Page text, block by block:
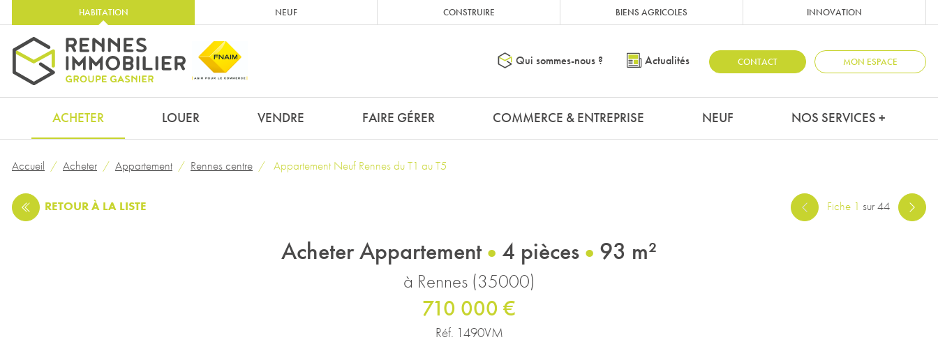
HABITATION NEUF CONSTRUIRE BIENS AGRICOLES INNOVATION
Qui sommes-nous ? Actualités CONTACT MON ESPACE
ACHETER LOUER VENDRE FAIRE GÉRER COMMERCE & ENTREPRISE NEUF NOS SERVICES +
Accueil Acheter Appartement Rennes centre Appartement Neuf Rennes du T1 au T5
RETOURÀ LA LISTE Fiche 1 sur 44
Acheter Appartement 4 pièces 93 m²
à Rennes (35000)
710 000 €
Réf. 1490VM